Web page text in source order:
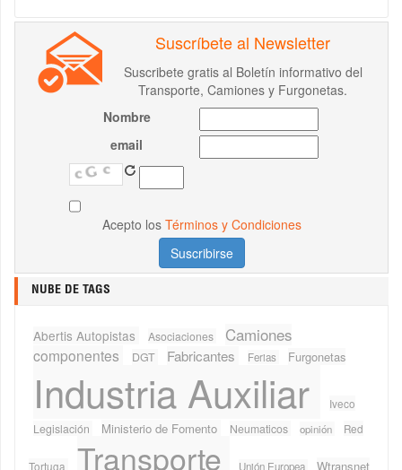
Suscríbete al Newsletter
Suscribete gratis al Boletín informativo del
Transporte, Camiones y Furgonetas.
Nombre
email
Acepto los Términos y Condiciones
NUBE DE TAGS
Abertis Autopistas Asociaciones Camiones
componentes DGT Fabricantes Ferias Furgonetas
Industria Auxiliar
Iveco
Legislación
Ministerio de Fomento Neumaticos opinión Red
Tortuga Transporte Unión Europea Wtransnet